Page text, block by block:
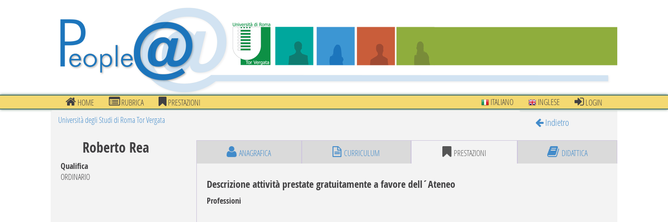
HOME RUBRICA PRESTAZIONI ITALIANO INGLESE
LOGIN
Università degli Studi di Roma Tor Vergata
Indietro
Roberto Rea
Qualifica
ORDINARIO
ANAGRAFICA CURRICULUM PRESTAZIONI DIDATTICA
Descrizione attività prestate gratuitamente a favore dell´Ateneo
Professioni